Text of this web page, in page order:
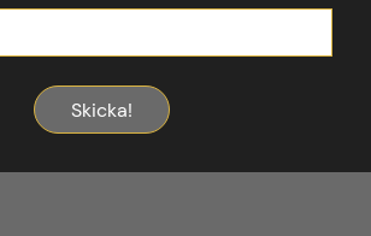
Skicka!